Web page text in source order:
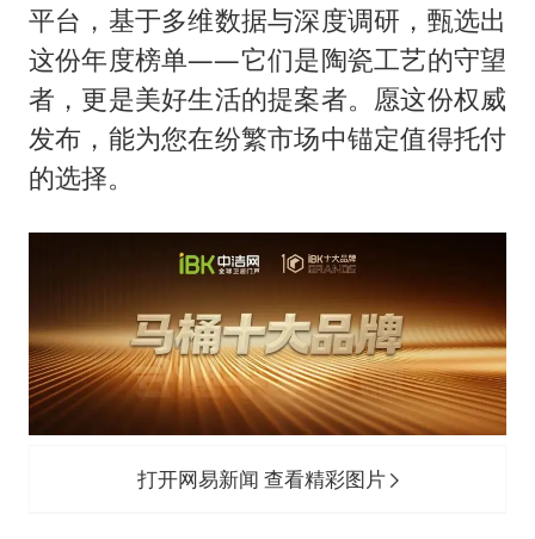
平台，基于多维数据与深度调研，甄选出
这份年度榜单——它们是陶瓷工艺的守望
者，更是美好生活的提案者。愿这份权威
发布，能为您在纷繁市场中锚定值得托付
的选择。
打开网易新闻 查看精彩图片